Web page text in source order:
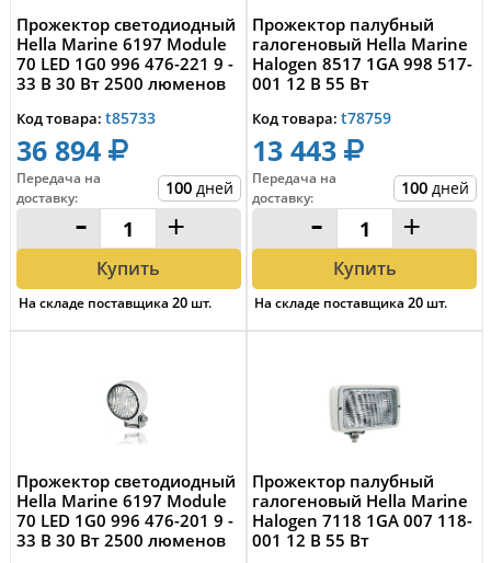
Прожектор светодиодный
Hella Marine 6197 Module
70 LED 1G0 996 476-221 9 -
33 В 30 Вт 2500 люменов
Код товара: t85733
36 894
Передача на
доставку: 100 дней
- +
Купить
На складе поставщика 20 шт.
Прожектор палубный
галогеновый Hella Marine
Halogen 8517 1GA 998 517-
001 12 В 55 Вт
Код товара: t78759
13 443
Передача на
доставку: 100 дней
- +
Купить
На складе поставщика20 шт.
Прожектор светодиодный
Hella Marine 6197 Module
70 LED 1G0 996 476-201 9 -
33 В 30 Вт 2500 люменов
Прожектор палубный
галогеновый Hella Marine
Halogen 7118 1GA 007 118-
001 12 В 55 Вт